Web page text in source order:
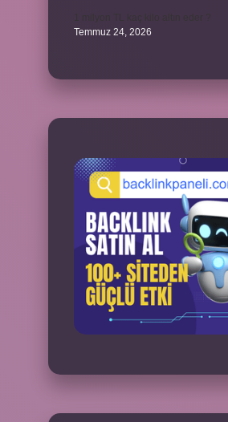
Temmuz 24, 2026